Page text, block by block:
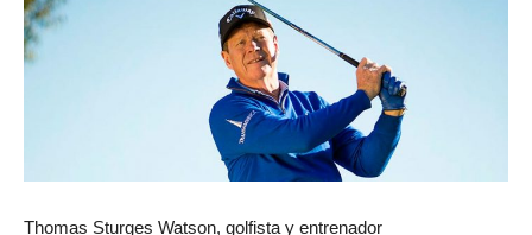
Thomas Sturges Watson, golfista y entrenador